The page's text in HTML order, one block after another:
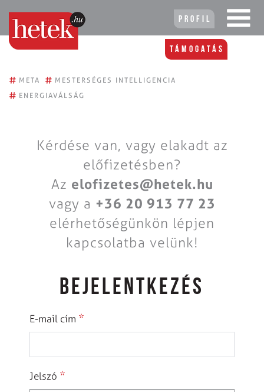
Profil
Támogatás
# META # MESTERSÉGES INTELLIGENCIA
# ENERGIAVÁLSÁG
Kérdése van, vagy elakadt az
előfizetésben?
Az elofizetes@hetek.hu
vagy a +36 20 913 77 23
elérhetőségünkön lépjen
kapcsolatba velünk!
BEJELENTKEZÉS
E-mail cím *
Jelszó *